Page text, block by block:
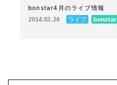
bonstar4月のライブ情報
2014.03.24 ライブ bonstar